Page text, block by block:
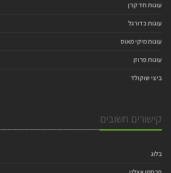
עוגות חד קרן
עוגות כדורגל
עוגות מיקי מאוס
עוגות פרוזן
ביצי שוקולד
קישורים חשובים
בלוג